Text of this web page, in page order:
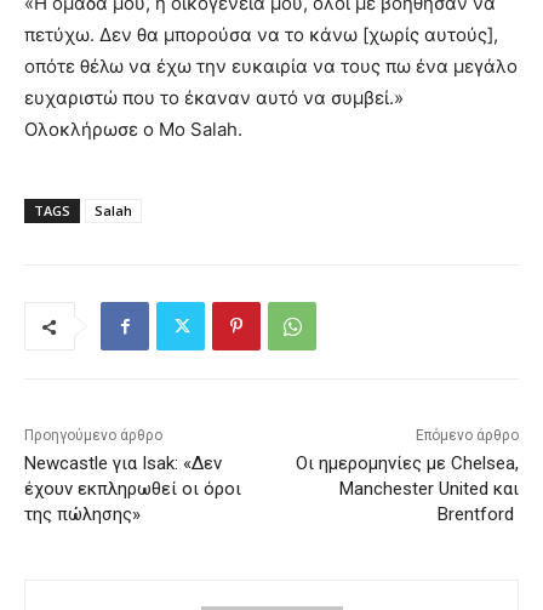
πετύχω. Δεν θα μπορούσα να το κάνω [χωρίς αυτούς],
οπότε θέλω να έχω την ευκαιρία να τους πω ένα μεγάλο
ευχαριστώ που το έκαναν αυτό να συμβεί.»
Ολοκλήρωσε ο Mo Salah.
TAGS Salah
Προηγούμενο άρθρο
Newcastle για Isak: «Δεν
έχουν εκπληρωθεί οι όροι
της πώλησης»
Επόμενο άρθρο
Οι ημερομηνίες με Chelsea,
Manchester United και
Brentford